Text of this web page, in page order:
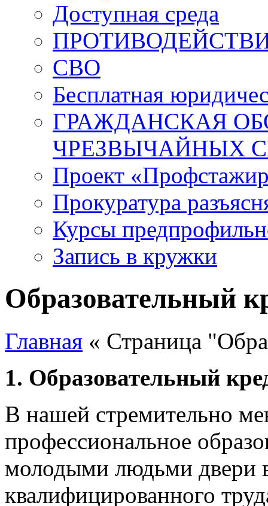
Доступная среда
СВО
Бесплатная
ГРАЖДАНСКАЯ
ЧРЕЗВЫЧАЙНЫХ
Проект
Прокуратура
Курсы
Запись в кружки
Образовательный
Главная « Страница
1. Образовательный
В нашей стремительно
профессиональное
молодыми людьми двери
квалифицированного